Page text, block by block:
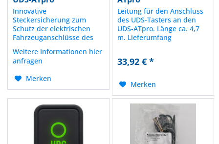
Innovative
Steckersicherung zum
Schutz der elektrischen
Fahrzeuganschlüsse des
Eingriffen. Lieferumfang:
Steckersicherung (2 Stück)
Stück)
Weitere Informationen hier
anfragen
Merken
Leitung für den Anschluss
des UDS-Tasters an den
UDS-ATpro. Länge ca. 4,7
m. Lieferumfang
33,92 € *
Merken